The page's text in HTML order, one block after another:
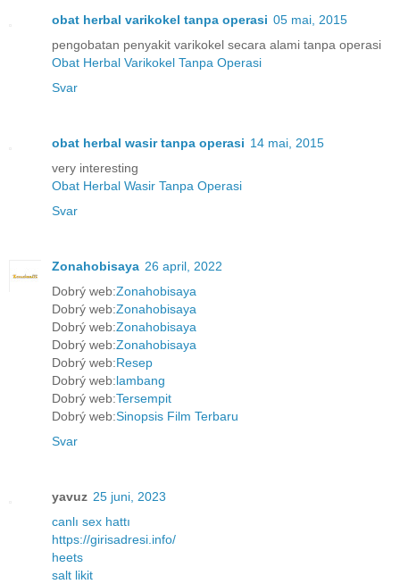
obat herbal varikokel tanpa operasi 05 mai, 2015
pengobatan penyakit varikokel secara alami tanpa operasi
Obat Herbal Varikokel Tanpa Operasi
Svar
obat herbal wasir tanpa operasi 14 mai, 2015
very interesting
Obat Herbal Wasir Tanpa Operasi
Svar
Zonahobisaya 26 april, 2022
Dobrý web:Zonahobisaya
Dobrý web:Zonahobisaya
Dobrý web:Zonahobisaya
Dobrý web:Zonahobisaya
Dobrý web:Resep
Dobrý web:lambang
Dobrý web:Tersempit
Dobrý web:Sinopsis Film Terbaru
Svar
yavuz 25 juni, 2023
canlı sex hattı
https://girisadresi.info/
heets
salt likit